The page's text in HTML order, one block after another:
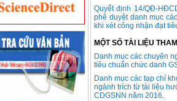
Quyết định 14/QĐ-
phê duyệt danh mục
khi xét công nhận đạt
MỘT SỐ TÀI LIỆU
Danh mục các chuyên
tiêu chuẩn chức danh
Danh mục các tạp chí
ngành trích từ tài liệu
CDGSNN năm 2016.